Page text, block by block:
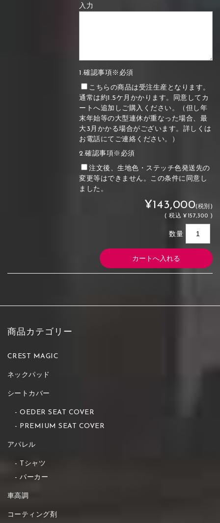
入力
1.確認事項※必須
こちらの商品は受注生産となります。
通常は約1.5ケ月かかります。同意してカ
ートへ追加しご購入ください。（但し年
末年始等の大型連休が重なった場合、最
大3月かかる場合がございます。詳しくは
お電話にてご連絡ください。）
2.確認事項※必須
注文後、生地色・ステッチ色発送先の
変更等はできません。この条件に同意し
ました。
¥143,000(税別)
(税込 ¥157,300 )
数量
商品カテゴリー
CREST MAGIC
ネックパッド
シートカバー
OEDER SEAT COVER
PREMIUM SEAT COVER
アパレル
Tシャツ
パーカー
車高調
コーティング剤